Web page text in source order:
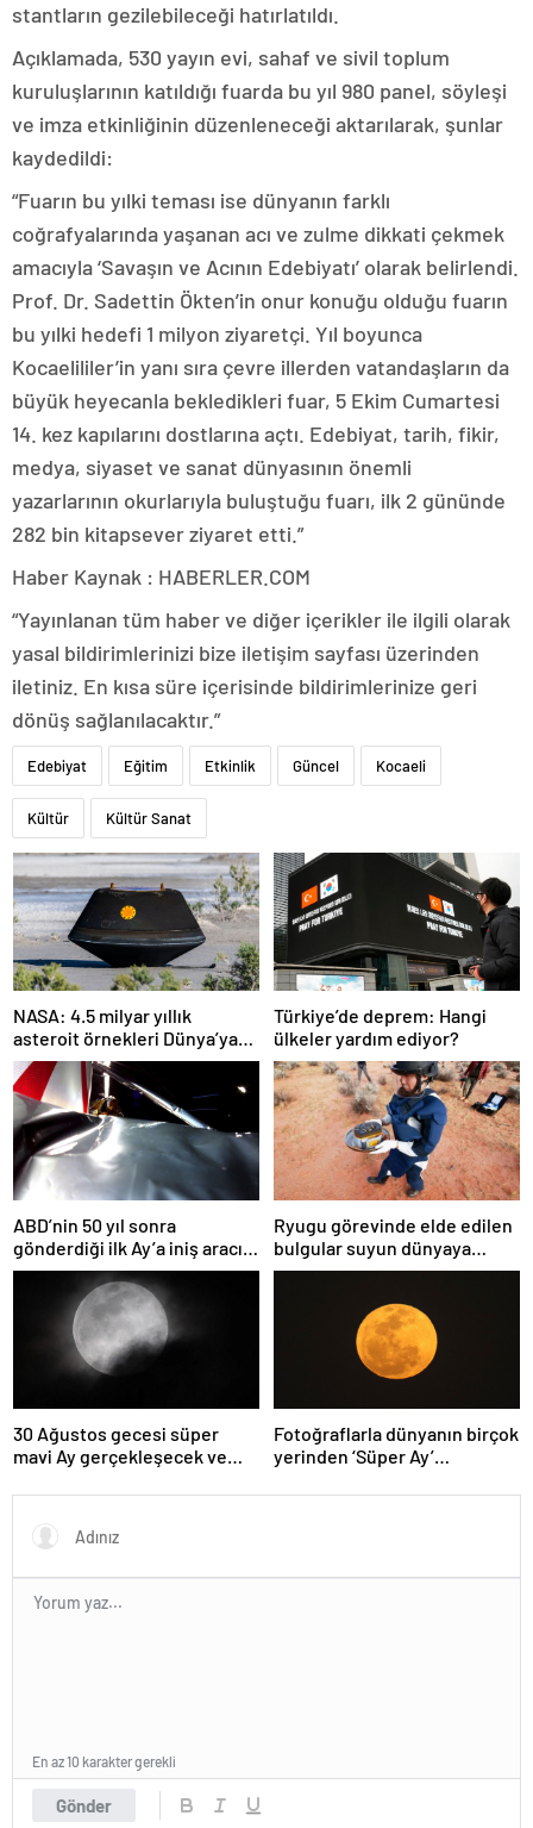
stantların gezilebileceği hatırlatıldı.
Açıklamada, 530 yayın evi, sahaf ve sivil toplum
kuruluşlarının katıldığı fuarda bu yıl 980 panel, söyleşi
ve imza etkinliğinin düzenleneceği aktarılarak, şunlar
kaydedildi:
“Fuarın bu yılki teması ise dünyanın farklı
coğrafyalarında yaşanan acı ve zulme dikkati çekmek
amacıyla ‘Savaşın ve Acının Edebiyatı’ olarak belirlendi.
Prof. Dr. Sadettin Ökten’in onur konuğu olduğu fuarın
bu yılki hedefi 1 milyon ziyaretçi. Yıl boyunca
Kocaelililer’in yanı sıra çevre illerden vatandaşların da
büyük heyecanla bekledikleri fuar, 5 Ekim Cumartesi
14. kez kapılarını dostlarına açtı. Edebiyat, tarih, fikir,
medya, siyaset ve sanat dünyasının önemli
yazarlarının okurlarıyla buluştuğu fuarı, ilk 2 gününde
282 bin kitapsever ziyaret etti.”
Haber Kaynak : HABERLER.COM
“Yayınlanan tüm haber ve diğer içerikler ile ilgili olarak
yasal bildirimlerinizi bize iletişim sayfası üzerinden
iletiniz. En kısa süre içerisinde bildirimlerinize geri
dönüş sağlanılacaktır.”
Edebiyat Eğitim Etkinlik Güncel Kocaeli
Kültür Kültür Sanat
NASA: 4.5 milyar yıllık
asteroit örnekleri Dünya’ya
getirildi; yaşamın
başlangıcına ışık tutabilir
Türkiye’de deprem: Hangi
ülkeler yardım ediyor?
ABD’nin 50 yıl sonra
gönderdiği ilk Ay’a iniş aracı
Peregrine atmosferde
yanarak denize düştü
Ryugu görevinde elde edilen
bulgular suyun dünyaya
asteroitlerce getirilmiş
30 Ağustos gecesi süper
mavi Ay gerçekleşecek ve
olacak
Fotoğraflarla dünyanın birçok
yerinden ‘Süper Ay’
Gönder
En az 10 karakter gerekli